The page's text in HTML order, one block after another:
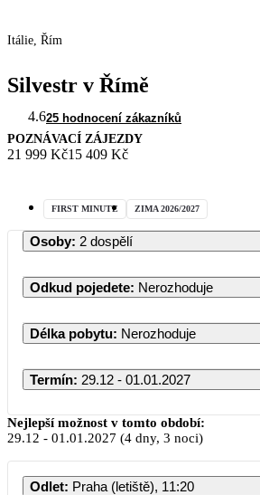
Itálie, Řím
Silvestr v Římě
4.625 hodnocení zákazníků
POZNÁVACÍ ZÁJEZDY
21 999 Kč15 409 Kč
FIRST MINUTE ZIMA 2026/2027
Osoby: 2 dospělí
Odkud pojedete: Nerozhoduje
Délka pobytu: Nerozhoduje
Termín: 29.12 - 01.01.2027
Nejlepší možnost v tomto období:
29.12 - 01.01.2027 (4 dny, 3 noci)
Odlet: Praha (letiště), 11:20